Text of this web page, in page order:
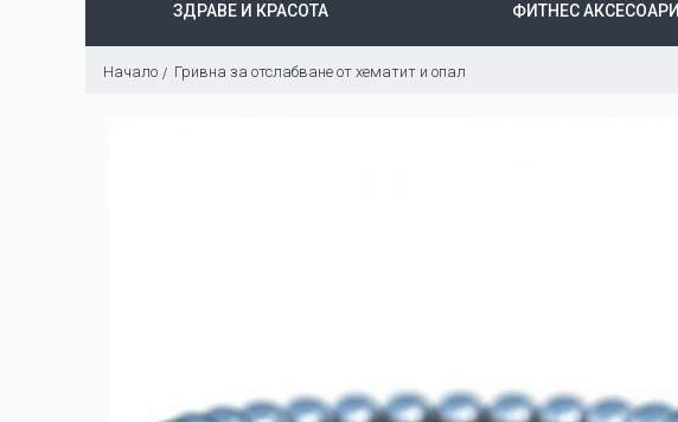
ЗДРАВЕ И КРАСОТА ФИТНЕС АКСЕСОАРИ
Начало Гривна за отслабване от хематит и опал